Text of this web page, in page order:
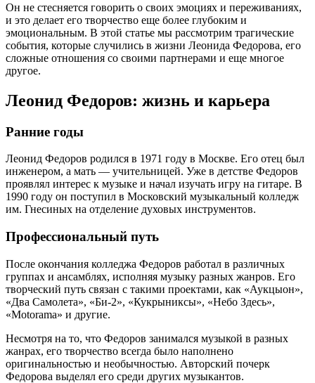
Он не стесняется говорить о своих эмоциях и переживаниях,
и это делает его творчество еще более глубоким и
эмоциональным. В этой статье мы рассмотрим трагические
события, которые случились в жизни Леонида Федорова, его
сложные отношения со своими партнерами и еще многое
другое.
Леонид Федоров: жизнь и карьера
Ранние годы
Леонид Федоров родился в 1971 году в Москве. Его отец был
инженером, а мать — учительницей. Уже в детстве Федоров
проявлял интерес к музыке и начал изучать игру на гитаре. В
1990 году он поступил в Московский музыкальный колледж
им. Гнесиных на отделение духовых инструментов.
Профессиональный путь
После окончания колледжа Федоров работал в различных
группах и ансамблях, исполняя музыку разных жанров. Его
творческий путь связан с такими проектами, как «Аукцыон»,
«Два Самолета», «Би-2», «Кукрыниксы», «Небо Здесь»,
«Motorama» и другие.
Несмотря на то, что Федоров занимался музыкой в разных
жанрах, его творчество всегда было наполнено
оригинальностью и необычностью. Авторский почерк
Федорова выделял его среди других музыкантов.